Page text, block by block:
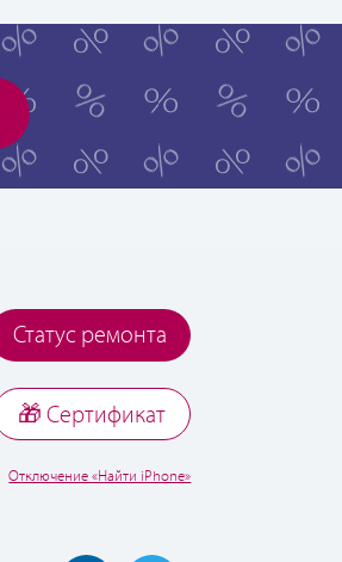
Статус ремонта
🎁 Cертификат
Отключение «Найти iPhone»